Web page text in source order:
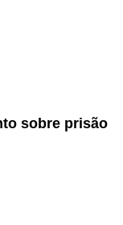
sobre prisão